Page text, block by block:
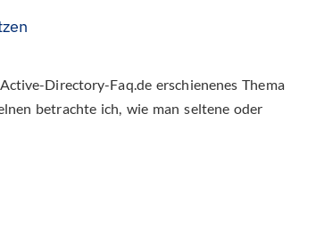
Directory-Faq.de erschienenes Thema
betrachte ich, wie man seltene oder